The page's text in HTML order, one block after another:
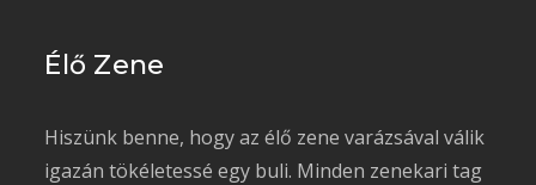
Élő Zene
Hiszünk benne, hogy az élő zene varázsával válik
igazán tökéletessé egy buli. Minden zenekari tag